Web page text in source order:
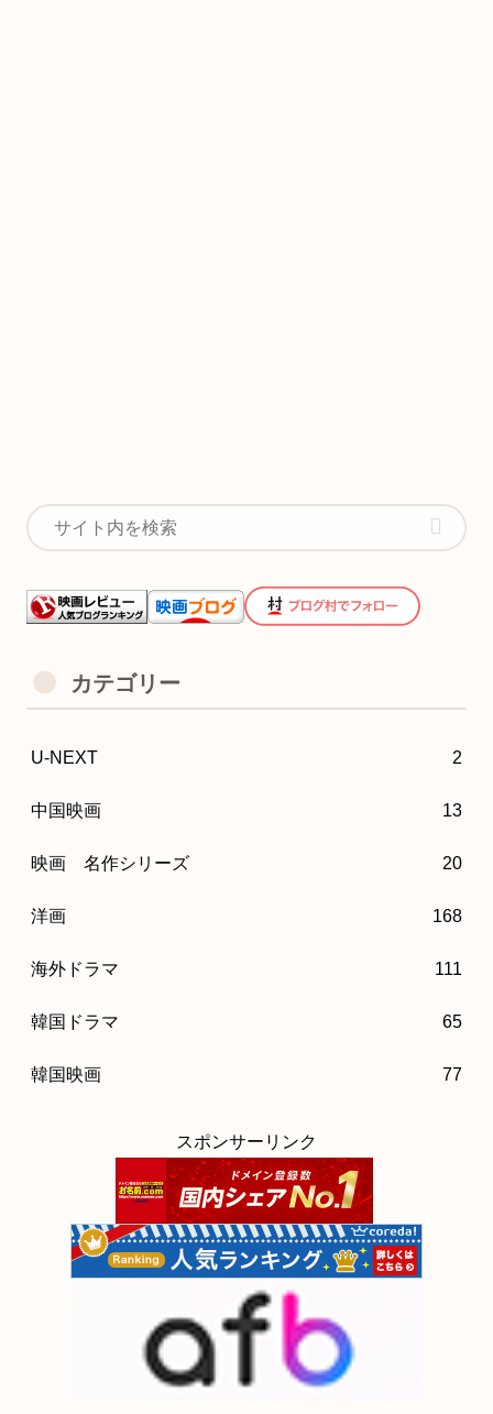
カテゴリー
U-NEXT 2
中国映画 13
映画 名作シリーズ 20
洋画 168
海外ドラマ 111
韓国ドラマ 65
韓国映画 77
スポンサーリンク